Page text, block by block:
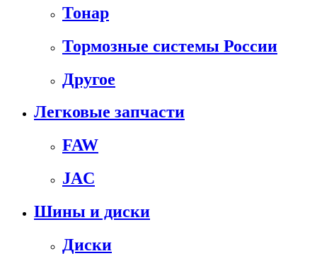
Тонар
Тормозные системы России
Другое
Легковые запчасти
FAW
JAC
Шины и диски
Диски